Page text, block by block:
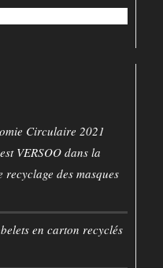
Circulaire 2021
VERSOO dans la
des masques
en carton recyclés